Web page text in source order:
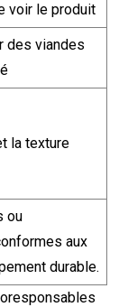
voir le produit
des viandes
la texture
ou
aux
durable.